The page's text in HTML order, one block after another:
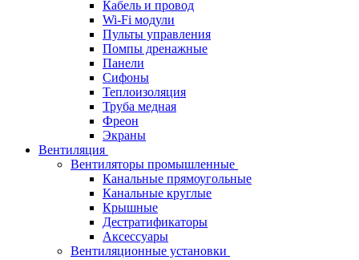
Кабель и провод
Wi-Fi модули
Пульты управления
Помпы дренажные
Панели
Сифоны
Теплоизоляция
Труба медная
Фреон
Экраны
Вентиляция
Вентиляторы промышленные
Канальные прямоугольные
Канальные круглые
Крышные
Дестратификаторы
Аксессуары
Вентиляционные установки